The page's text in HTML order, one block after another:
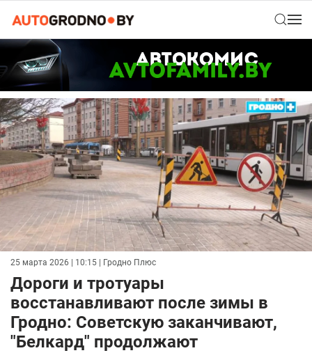
25 марта 2026 | 10:15 | Гродно Плюс
Дороги и тротуары
восстанавливают после зимы в
Гродно: Советскую заканчивают,
"Белкард" продолжают